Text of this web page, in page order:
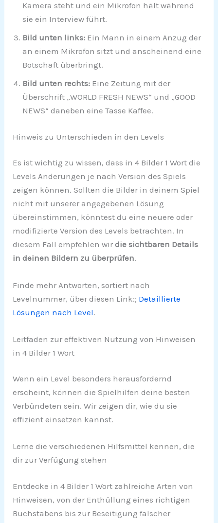
Kamera steht und ein Mikrofon hält während
sie ein Interview führt.
Bild unten links: Ein Mann in einem Anzug der
an einem Mikrofon sitzt und anscheinend eine
Botschaft überbringt.
Bild unten rechts: Eine Zeitung mit der
Überschrift „WORLD FRESH NEWS“ und „GOOD
NEWS“ daneben eine Tasse Kaffee.
Hinweis zu Unterschieden in den Levels
Es ist wichtig zu wissen, dass in 4 Bilder 1 Wort die
Levels Änderungen je nach Version des Spiels
zeigen können. Sollten die Bilder in deinem Spiel
nicht mit unserer angegebenen Lösung
übereinstimmen, könntest du eine neuere oder
modifizierte Version des Levels betrachten. In
diesem Fall empfehlen wirdie sichtbaren Details
in deinen Bildern zu überprüfen.
Finde mehr Antworten, sortiert nach
Levelnummer, über diesen Link:; Detaillierte
Lösungen nach Level.
Leitfaden zur effektiven Nutzung von Hinweisen
in 4 Bilder 1 Wort
Wenn ein Level besonders herausfordernd
erscheint, können die Spielhilfen deine besten
Verbündeten sein. Wir zeigen dir, wie du sie
effizient einsetzen kannst.
Lerne die verschiedenen Hilfsmittel kennen, die
dir zur Verfügung stehen
Entdecke in 4 Bilder 1 Wort zahlreiche Arten von
Hinweisen, von der Enthüllung eines richtigen
Buchstabens bis zur Beseitigung falscher